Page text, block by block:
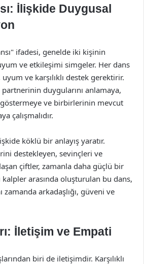
İlişkide Duygusal
ifadesi, genelde iki kişinin
ve etkileşimi simgeler. Her dans
ve karşılıklı destek gerektirir.
duygularını anlamaya,
göstermeye ve birbirlerinin mevcut
çalışmalıdır.
köklü bir anlayış yaratır.
destekleyen, sevinçleri ve
çiftler, zamanla daha güçlü bir
kalpler arasında oluşturulan bu dans,
zamanda arkadaşlığı, güveni ve
İletişim ve Empati
biri de iletişimdir. Karşılıklı